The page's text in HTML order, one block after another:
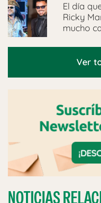
El día
Ricky
mucho
Ver
NOTICIAS